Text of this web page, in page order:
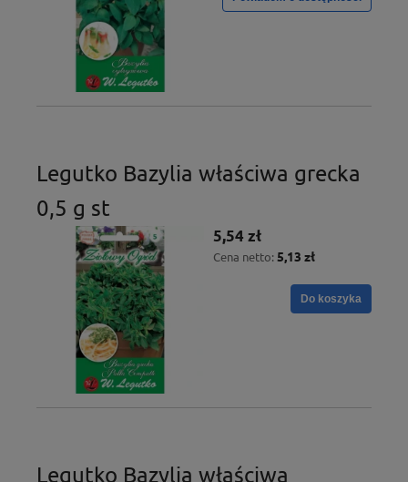
Legutko Bazylia właściwa grecka
0,5 g st
5,54 zł
Cena netto: 5,13 zł
Do koszyka
Legutko Bazylia właściwa